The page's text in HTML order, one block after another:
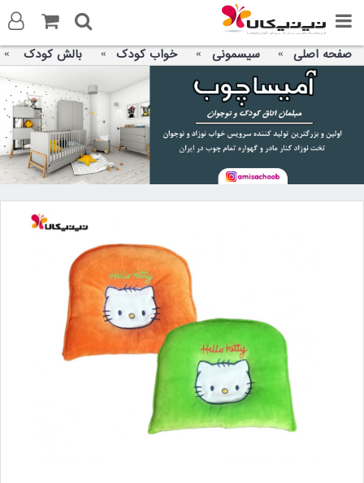
ثبت نام در سایت
تماس با ما
آدرس صفحه تلگرام
واتس اپ
صفحه اصلی سیسمونی خواب کودک بالش کودک